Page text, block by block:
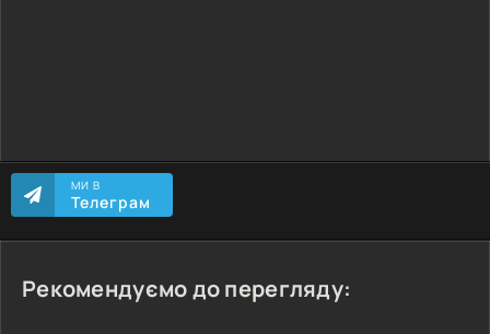
МИ В
Телеграм
Рекомендуємо до перегляду: